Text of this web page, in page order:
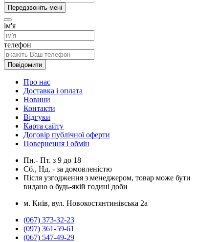
Передзвоніть мені
ім'я
телефон
Повідомити
Про нас
Доставка і оплата
Новини
Контакти
Відгуки
Карта сайту
Договір публічної оферти
Повернення і обмін
Пн.- Пт. з 9 до 18
Сб., Нд. - за домовленістю
Після узгодження з менеджером, товар може бути
видано о будь-якій годині доби
м. Київ, вул. Новокостянтинівська 2а
(067) 373-32-23
(097) 361-59-61
(067) 547-49-29